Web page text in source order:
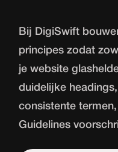
Bij DigiSwift
principes zodat
je website
duidelijke
consistente
Guidelines